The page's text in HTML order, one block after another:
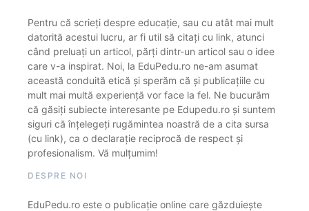
Pentru că scrieți despre educație, sau cu atât mai mult
datorită acestui lucru, ar fi util să citați cu link, atunci
când preluați un articol, părți dintr-un articol sau o idee
care v-a inspirat. Noi, la EduPedu.ro ne-am asumat
această conduită etică și sperăm că și publicațiile cu
mult mai multă experiență vor face la fel. Ne bucurăm
că găsiți subiecte interesante pe Edupedu.ro și suntem
siguri că înțelegeți rugămintea noastră de a cita sursa
(cu link), ca o declarație reciprocă de respect și
profesionalism. Vă mulțumim!
DESPRE NOI
EduPedu.ro este o publicație online care găzduiește